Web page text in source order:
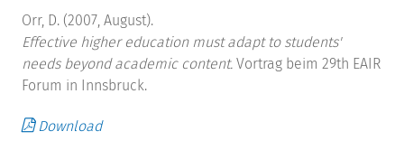
Orr, D. (2007, August).
Effective higher education must adapt to students'
needs beyond academic content. Vortrag beim 29th EAIR
Forum in Innsbruck.
Download